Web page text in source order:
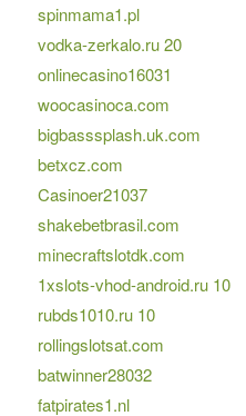
spinmama1.pl
vodka-zerkalo.ru 20
onlinecasino16031
woocasinoca.com
bigbasssplash.uk.com
betxcz.com
Casinoer21037
shakebetbrasil.com
minecraftslotdk.com
1xslots-vhod-android.ru 10
rubds1010.ru 10
rollingslotsat.com
batwinner28032
fatpirates1.nl